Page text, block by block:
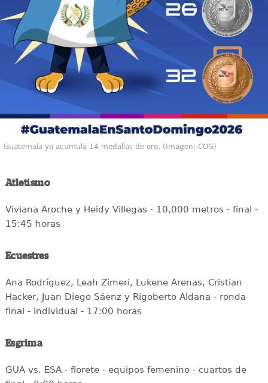
Guatemala ya acumula 14 medallas de oro. (Imagen: COG)
Atletismo
Viviana Aroche y Heidy Villegas - 10,000 metros - final -
15:45 horas
Ecuestres
Ana Rodríguez, Leah Zimeri, Lukene Arenas, Cristian
Hacker, Juan Diego Sáenz y Rigoberto Aldana - ronda
final - individual - 17:00 horas
Esgrima
GUA vs. ESA - florete - equipos femenino - cuartos de